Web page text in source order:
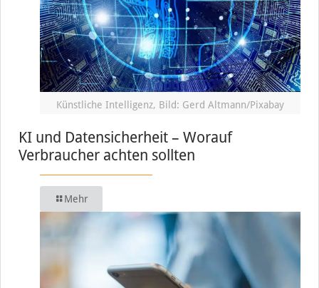
Künstliche Intelligenz, Bild: Gerd Altmann/Pixabay
KI und Datensicherheit – Worauf
Verbraucher achten sollten
Mehr